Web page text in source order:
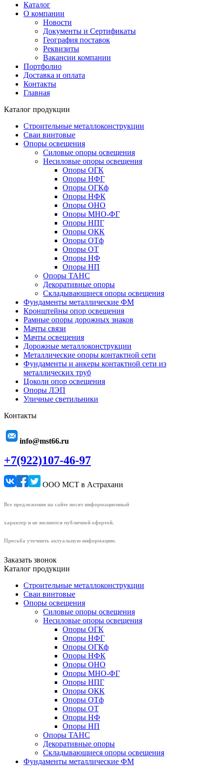
Каталог
О компании
Новости
Документы и Сертификаты
География поставок
Реквизиты
Вакансии компании
Портфолио
Доставка и оплата
Контакты
Главная
Каталог продукции
Строительные металлоконструкции
Сваи винтовые
Опоры освещения
Силовые опоры освещения
Несиловые опоры освещения
Опоры ОГК
Опоры НФГ
Опоры ОГКф
Опоры НФК
Опоры ОНО
Опоры МНО-ФГ
Опоры НПГ
Опоры ОКК
Опоры ОТф
Опоры ОТ
Опоры НФ
Опоры НП
Опоры ТАНС
Декоративные опоры
Складывающиеся опоры освещения
Фундаменты металлические ФМ
Кронштейны опор освещения
Рамные опоры дорожных знаков
Мачты связи
Мачты освещения
Дорожные металлоконструкции
Металлические опоры контактной сети
Фундаменты и анкеры контактной сети из
металлических труб
Цоколи опор освещения
Опоры ЛЭП
Уличные светильники
Контакты
info@mst66.ru
+7(922)107-46-97
ООО МСТ в Астрахани
Все предложения на сайте носят информационный
характер и не являются публичной офертой.
Просьба уточнять актуальную информацию.
Заказать звонок
Каталог продукции
Строительные металлоконструкции
Сваи винтовые
Опоры освещения
Силовые опоры освещения
Несиловые опоры освещения
Опоры ОГК
Опоры НФГ
Опоры ОГКф
Опоры НФК
Опоры ОНО
Опоры МНО-ФГ
Опоры НПГ
Опоры ОКК
Опоры ОТф
Опоры ОТ
Опоры НФ
Опоры НП
Опоры ТАНС
Декоративные опоры
Складывающиеся опоры освещения
Фундаменты металлические ФМ